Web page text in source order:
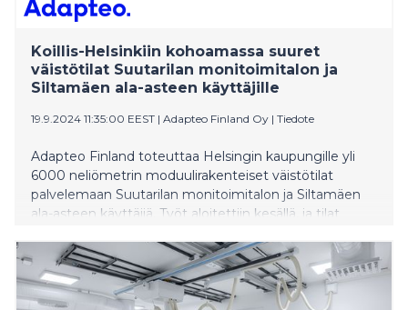
Koillis-Helsinkiin kohoamassa suuret
väistötilat Suutarilan monitoimitalon ja
Siltamäen ala-asteen käyttäjille
19.9.2024 11:35:00 EEST | Adapteo Finland Oy | Tiedote
Adapteo Finland toteuttaa Helsingin kaupungille yli
6000 neliömetrin moduulirakenteiset väistötilat
palvelemaan Suutarilan monitoimitalon ja Siltamäen
ala-asteen käyttäjiä. Työt aloitettiin kesällä, ja tilat